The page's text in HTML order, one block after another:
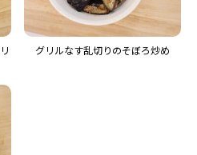
グリルなす乱切りのそぼろ炒め